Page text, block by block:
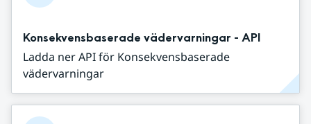
Konsekvensbaserade vädervarningar - API
Ladda ner API för Konsekvensbaserade
vädervarningar